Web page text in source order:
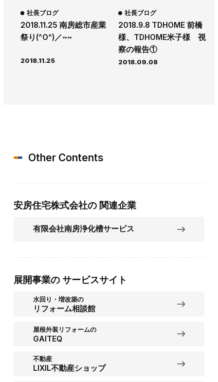
2018.11.25 南房総市産業
祭り(^o^)／~~
社長ブログ
2018.11.25
2018.9.8 TDHOME 前橋
様、TDHOME米子様 視
察の報告①
社長ブログ
2018.09.08
Other Contents
安房住宅株式会社の 関連企業
有限会社南房浄化槽サービス
展開事業の サービスサイト
水回り・増改築の
リフォーム相談館
屋根外装リフォームの
GAITEQ
不動産
LIXIL不動産ショップ